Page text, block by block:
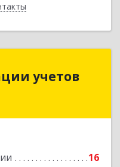
учетов
16
Режевской р-н, Реж